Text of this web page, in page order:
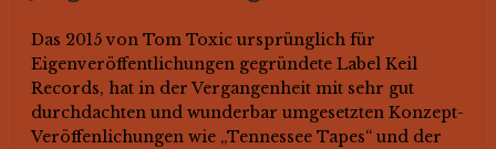
Das 2015 von Tom Toxic ursprünglich für
Eigenveröffentlichungen gegründete Label Keil
Records, hat in der Vergangenheit mit sehr gut
durchdachten und wunderbar umgesetzten Konzept-
Veröffenlichungen wie „Tennessee Tapes“ und der